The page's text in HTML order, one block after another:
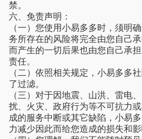
禁。
六、免责声明：
（一）您使用小易多多时，须明
务所存在的风险将完全由您自己
而产生的一切后果也由您自己承
责任。
（二）依照相关规定，小易多多
了过滤。
（三）对于因地震、山洪、雷电
扰、火灾、政府行为等不可抗力
成的服务中断或其它缺陷，小易
力减少因此而给您造成的损失和影